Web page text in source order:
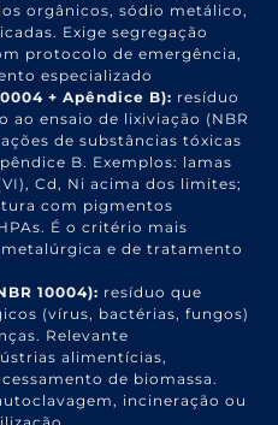
orgânicos, sódio metálico,
Exige segregação
protocolo de emergência,
especializado
+ Apêndice B): resíduo
ao ensaio de lixiviação (NBR
de substâncias tóxicas
B. Exemplos: lamas
Cd, Ni acima dos limites;
com pigmentos
É o critério mais
e de tratamento
10004): resíduo que
(vírus, bactérias, fungos)
Relevante
alimentícias,
de biomassa.
incineração ou